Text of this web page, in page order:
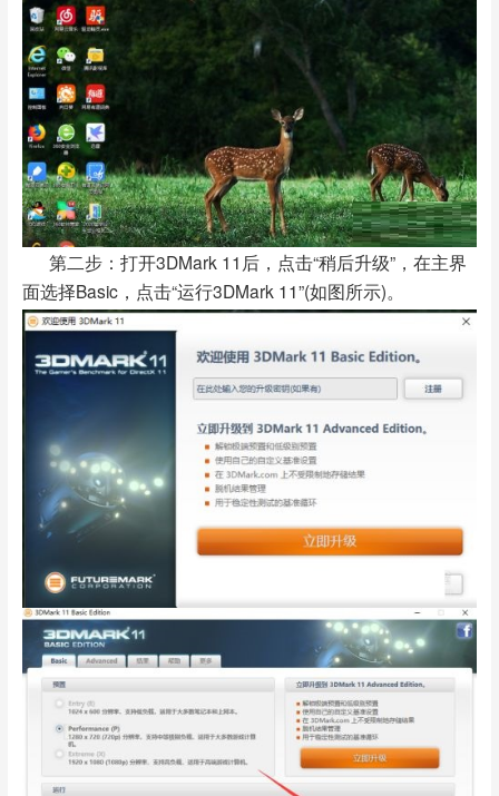
第二步：打开3DMark 11后，点击“稍后升级”，在主界
面选择Basic，点击“运行3DMark 11”(如图所示)。